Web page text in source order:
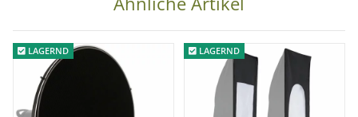
LAGERND LAGERND